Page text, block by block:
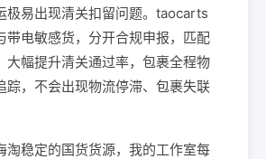
极易出现清关扣留问题。taocarts
带电敏感货，分开合规申报，匹配
大幅提升清关通过率，包裹全程物
踪，不会出现物流停滞、包裹失联
淘稳定的国货货源，我的工作室每